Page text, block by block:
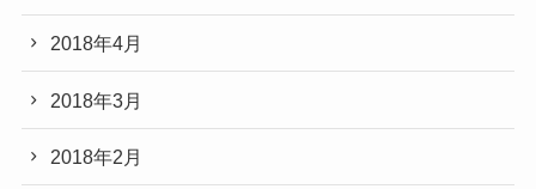
2018年4月
2018年3月
2018年2月